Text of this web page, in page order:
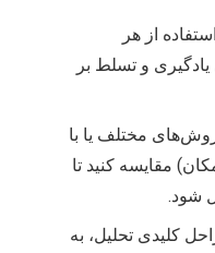
از هر
و تسلط بر
روش‌های مختلف یا با
مقایسه کنید تا
شود.
کلیدی تحلیل، به